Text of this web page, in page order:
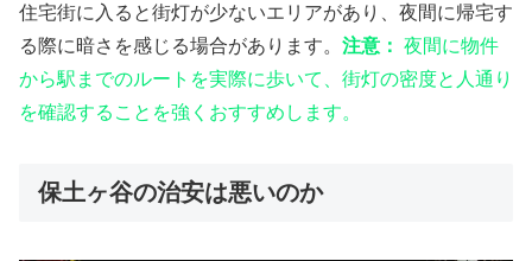
住宅街に入ると街灯が少ないエリアがあり、夜間に帰宅す
る際に暗さを感じる場合があります。 注意： 夜間に物件
から駅までのルートを実際に歩いて、街灯の密度と人通り
を確認することを強くおすすめします。
保土ヶ谷の治安は悪いのか